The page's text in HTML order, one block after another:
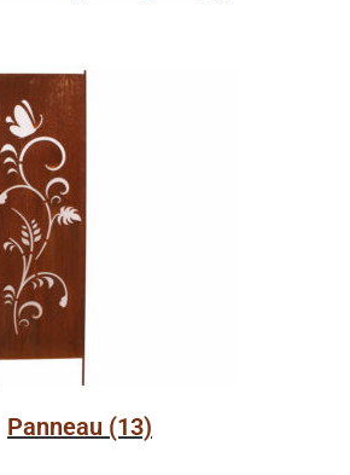
Panneau (13)